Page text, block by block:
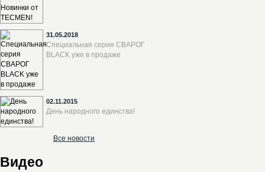
31.05.2018
Специальная серия СВАРОГ
BLACK уже в продаже
02.11.2015
День народного единства!
Все новости
Видео